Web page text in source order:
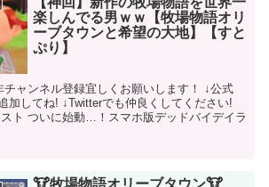
楽しんでる男ｗｗ【牧場物語オリ
ーブタウンと希望の大地】【すと
ぷり】
ャンネル登録宜しくお願いします！ ↓公式
加してね! ↓Twitterでも仲良くしてください!
ト ついに始動…！スマホ版デッドバイデイラ
🐮牧場物語オリーブタウン🐮